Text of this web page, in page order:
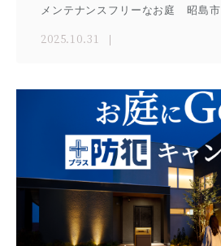
メンテナンスフリーなお庭 昭島市
2025.10.31